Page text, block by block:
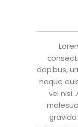
dapibus,
neque
vel nisi.